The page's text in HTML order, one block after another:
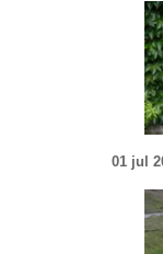
01 jul